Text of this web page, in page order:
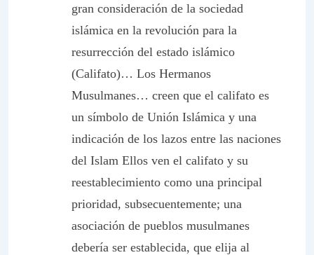
gran consideración de la sociedad
islámica en la revolución para la
resurrección del estado islámico
(Califato)… Los Hermanos
Musulmanes… creen que el califato es
un símbolo de Unión Islámica y una
indicación de los lazos entre las naciones
del Islam Ellos ven el califato y su
reestablecimiento como una principal
prioridad, subsecuentemente; una
asociación de pueblos musulmanes
debería ser establecida, que elija al